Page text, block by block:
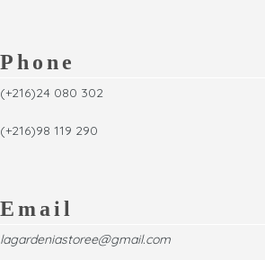
Phone
(+216)24 080 302
(+216)98 119 290
Email
lagardeniastoree@gmail.com